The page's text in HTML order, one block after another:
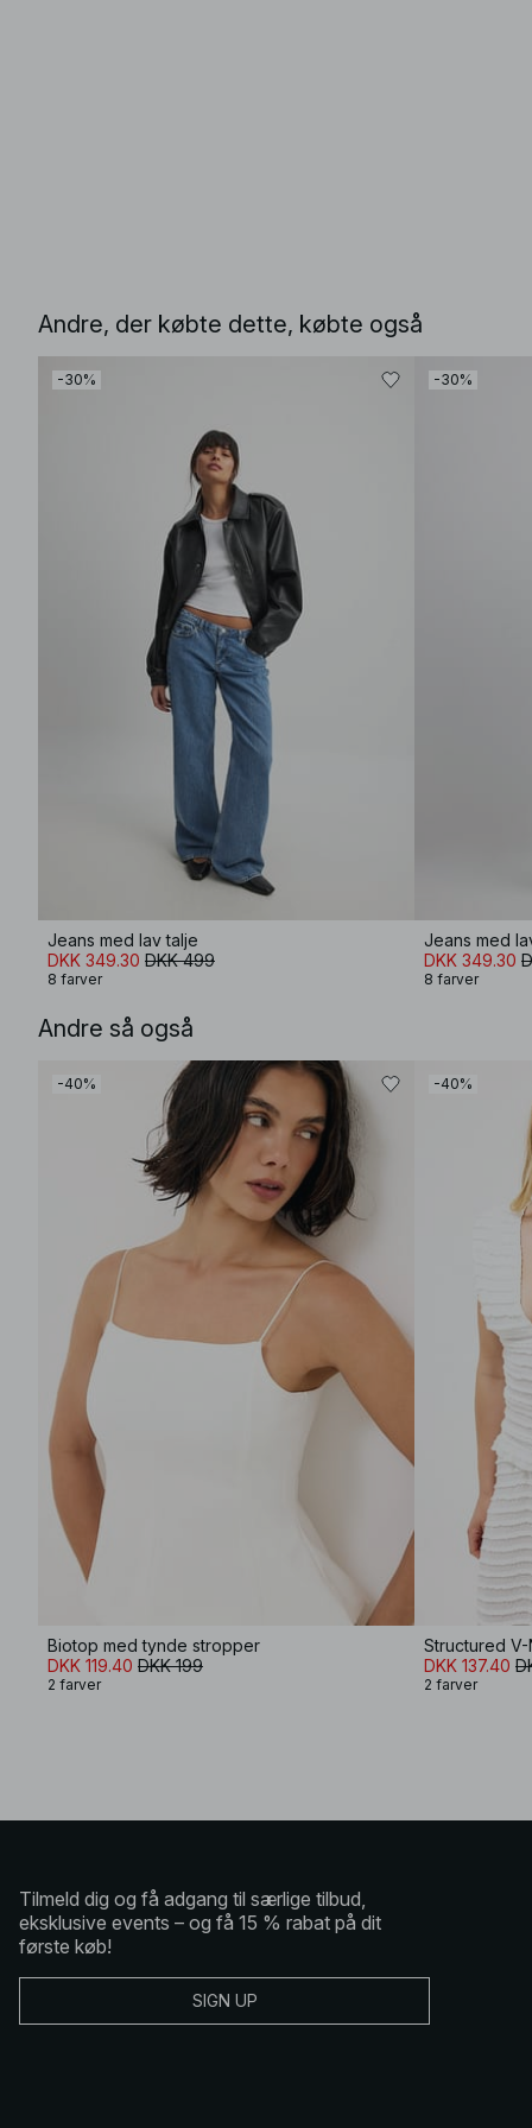
Andre, der købte dette, købte også
-30%
Jeans med lav talje
DKK 349.30 DKK 499
8 farver
-30%
Jeans med
DKK 349.30
8 farver
Andre så også
-40%
Biotop med tynde stropper
DKK 119.40 DKK 199
2 farver
-40%
Structured
DKK 137.40
2 farver
Tilmeld dig og få adgang til særlige tilbud,
eksklusive events – og få 15 % rabat på dit
første køb!
SIGN UP